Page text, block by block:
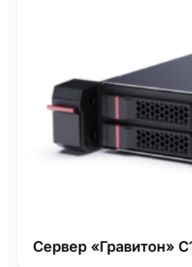
Сервер «Гравитон»